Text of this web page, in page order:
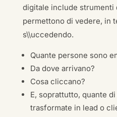
digitale include strumenti
permettono di vedere, in
s\\uccedendo.
Quante persone sono
Da dove arrivano?
Cosa cliccano?
E, soprattutto, quante
trasformate in lead o